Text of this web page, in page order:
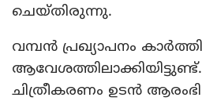
ചെയ്തിരുന്നു.
വമ്പന്‍ പ്രഖ്യാപനം
ചിത്രീകരണം ഉടന്‍